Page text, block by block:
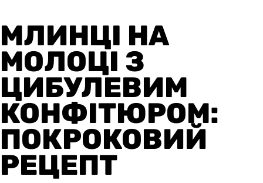
МЛИНЦІ НА
МОЛОЦІ З
ЦИБУЛЕВИМ
КОНФІТЮРОМ:
ПОКРОКОВИЙ
РЕЦЕПТ